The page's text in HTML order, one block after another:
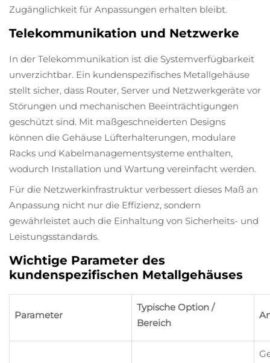
Zugänglichkeit für Anpassungen erhalten bleibt.
Telekommunikation und Netzwerke
In der Telekommunikation ist die Systemverfügbarkeit
unverzichtbar. Ein kundenspezifisches Metallgehäuse
stellt sicher, dass Router, Server und Netzwerkgeräte vor
Störungen und mechanischen Beeinträchtigungen
geschützt sind. Mit maßgeschneiderten Designs
können die Gehäuse Lüfterhalterungen, modulare
Racks und Kabelmanagementsysteme enthalten,
wodurch Installation und Wartung vereinfacht werden.
Für die Netzwerkinfrastruktur verbessert dieses Maß an
Anpassung nicht nur die Effizienz, sondern
gewährleistet auch die Einhaltung von Sicherheits- und
Leistungsstandards.
Wichtige Parameter des
kundenspezifischen Metallgehäuses
Parameter
Typische Option /
Bereich